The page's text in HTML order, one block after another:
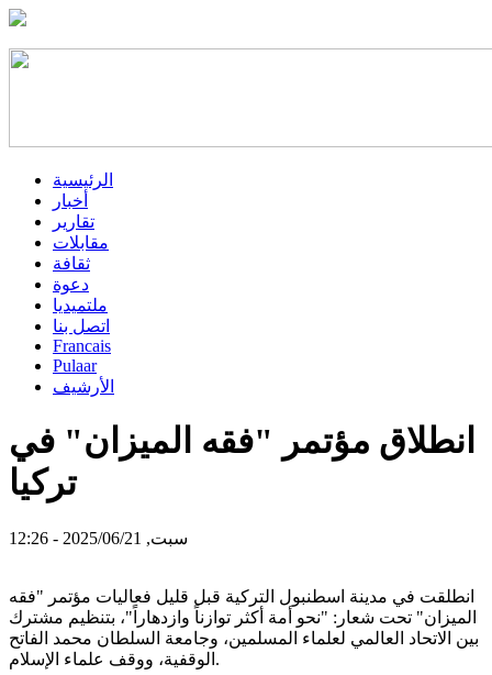
الرئيسية
أخبار
تقارير
مقابلات
ثقافة
دعوة
ملتميديا
اتصل بنا
Francais
Pulaar
الأرشيف
انطلاق مؤتمر "فقه الميزان" في
تركيا
سبت, 2025/06/21 - 12:26
انطلقت في مدينة اسطنبول التركية قبل قليل فعاليات مؤتمر "فقه
الميزان" تحت شعار: "نحو أمة أكثر توازناً وازدهاراً"، بتنظيم مشترك
بين الاتحاد العالمي لعلماء المسلمين، وجامعة السلطان محمد الفاتح
الوقفية، ووقف علماء الإسلام.